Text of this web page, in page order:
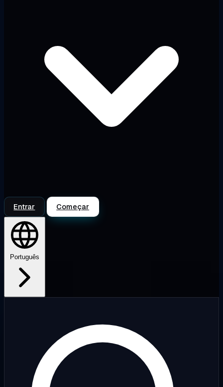
Entrar Começar
Português